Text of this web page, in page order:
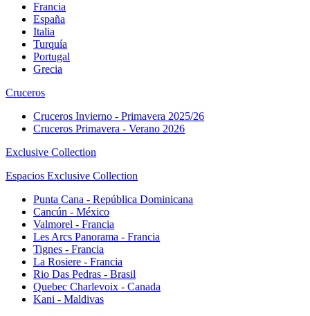
Francia
España
Italia
Turquía
Portugal
Grecia
Cruceros
Cruceros Invierno - Primavera 2025/26
Cruceros Primavera - Verano 2026
Exclusive Collection
Espacios Exclusive Collection
Punta Cana - República Dominicana
Cancún - México
Valmorel - Francia
Les Arcs Panorama - Francia
Tignes - Francia
La Rosiere - Francia
Rio Das Pedras - Brasil
Quebec Charlevoix - Canada
Kani - Maldivas